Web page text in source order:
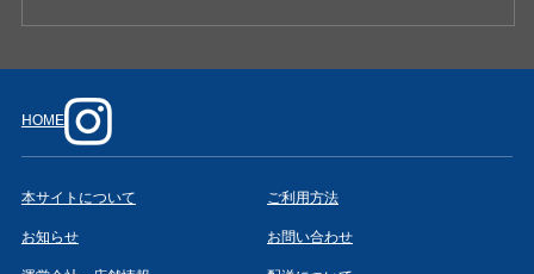
HOME
本サイトについて ご利用方法
お知らせ お問い合わせ